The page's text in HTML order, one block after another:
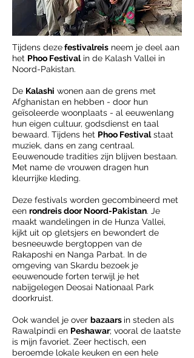
Tijdens dezefestivalreis neem je deel aan
het Phoo Festivalin de Kalash Vallei in
Noord-Pakistan.
De Kalashi wonen aan de grens met
Afghanistan en hebben - door hun
geïsoleerde woonplaats - al eeuwenlang
hun eigen cultuur, godsdienst en taal
bewaard. Tijdens het Phoo Festivalstaat
muziek, dans en zang centraal.
Eeuwenoude tradities zijn blijven bestaan.
Met name de vrouwen dragen hun
kleurrijke kleding.
Deze festivals worden gecombineerd met
een rondreis door Noord-Pakistan. Je
maakt wandelingen in de Hunza Vallei,
kijkt uit op gletsjers en bewondert de
besneeuwde bergtoppen van de
Rakaposhi en Nanga Parbat. In de
omgeving van Skardu bezoek je
eeuwenoude forten terwijl je het
nabijgelegen Deosai Nationaal Park
doorkruist.
Ook wandel je over bazaars in steden als
Rawalpindi en Peshawar; vooral de laatste
is mijn favoriet. Zeer hectisch, een
beroemde lokale keuken en een hele